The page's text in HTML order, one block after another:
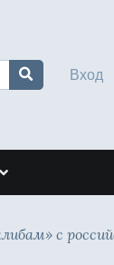
Вход
с